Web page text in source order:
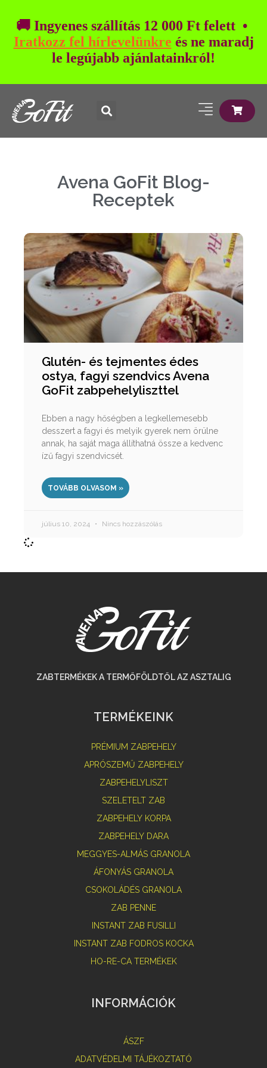
🚚 Ingyenes szállítás 12 000 Ft felett •
Iratkozz fel hírlevelünkre és ne maradj
le legújabb ajánlatainkról!
Avena GoFit Blog-
Receptek
Glutén- és tejmentes édes
ostya, fagyi szendvics Avena
GoFit zabpehelyliszttel
Ebben a nagy hőségben a legkellemesebb
desszert a fagyi és melyik gyerek nem örülne
annak, ha saját maga állíthatná össze a kedvenc
ízű fagyi szendvicsét.
TOVÁBB OLVASOM »
július 10, 2024 Nincs hozzászólás
ZABTERMÉKEK A TERMŐFÖLDTŐL AZ ASZTALIG
TERMÉKEINK
PRÉMIUM ZABPEHELY
APRÓSZEMŰ ZABPEHELY
ZABPEHELYLISZT
SZELETELT ZAB
ZABPEHELY KORPA
ZABPEHELY DARA
MEGGYES-ALMÁS GRANOLA
ÁFONYÁS GRANOLA
CSOKOLÁDÉS GRANOLA
ZAB PENNE
INSTANT ZAB FUSILLI
INSTANT ZAB FODROS KOCKA
HO-RE-CA TERMÉKEK
INFORMÁCIÓK
ÁSZF
ADATVÉDELMI TÁJÉKOZTATÓ